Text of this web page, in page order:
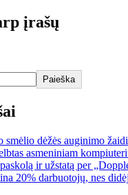
įrašų
Paieška
smėlio dėžės auginimo
asmeniniam
ir užstatą per
20% darbuotojų, nes